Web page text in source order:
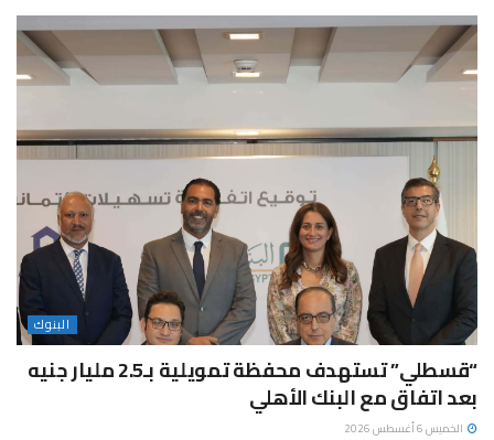
البنوك
“قسطلي” تستهدف محفظة تمويلية بـ2.5 مليار جنيه
بعد اتفاق مع البنك الأهلي
الخميس 6 أغسطس 2026